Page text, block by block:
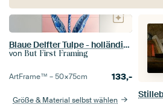
Blaue Delfter Tulpe - holländische Pracht in modernem Gewand
von But First Framing
ArtFrame™ –50×75cm 133,-
Größe & Material selbst wählen